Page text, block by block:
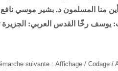
منا المسلمون د. بشير موسي
يوسف رخّا القدس العربي:
suivante :Affichage / Codage /